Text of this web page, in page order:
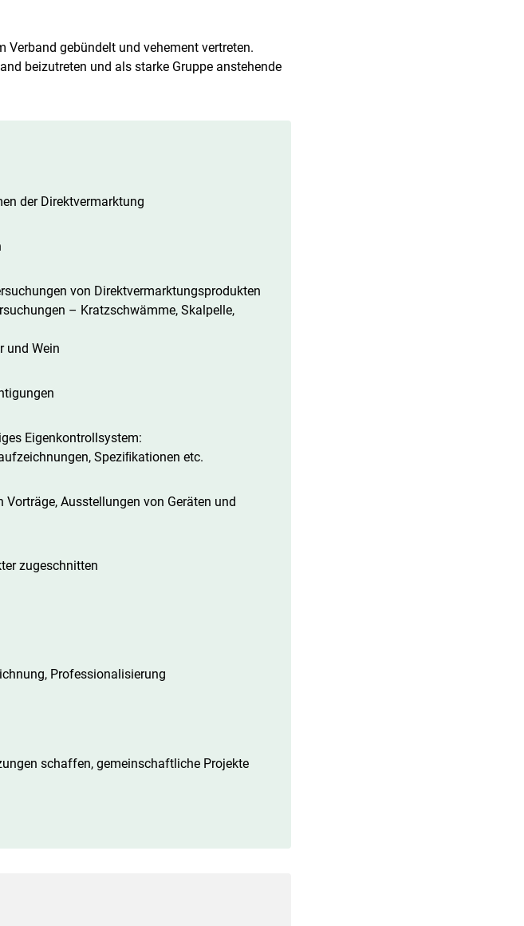
content
Verband gebündelt und vehement vertreten.
beizutreten und als starke Gruppe anstehende
der Direktvermarktung
von Direktvermarktungsprodukten
– Kratzschwämme, Skalpelle,
und Wein
Eigenkontrollsystem:
Speziﬁkationen etc.
Ausstellungen von Geräten und
zugeschnitten
Professionalisierung
schaffen, gemeinschaftliche Projekte